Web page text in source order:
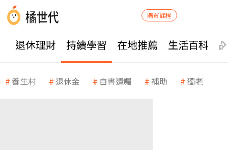
購買課程
退休理財 持續學習 在地推薦 生活百科
養生村 退休金 自書遺囑 補助 獨老